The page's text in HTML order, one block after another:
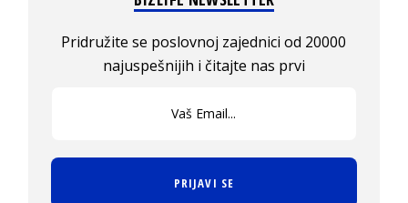
Pridružite se poslovnoj zajednici od 20000
najuspešnijih i čitajte nas prvi
PRIJAVI SE